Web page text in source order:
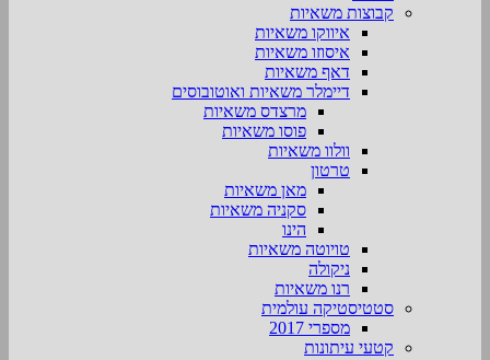
קבוצות משאיות
איווקו משאיות
איסוזו משאיות
דאף משאיות
דיימלר משאיות ואוטובוסים
מרצדס משאיות
פוסו משאיות
וולוו משאיות
טרטון
מאן משאיות
סקניה משאיות
הינו
טויוטה משאיות
ניקולה
רנו משאיות
סטטיסטיקה עולמית
מספרי 2017
קטעי עיתונות